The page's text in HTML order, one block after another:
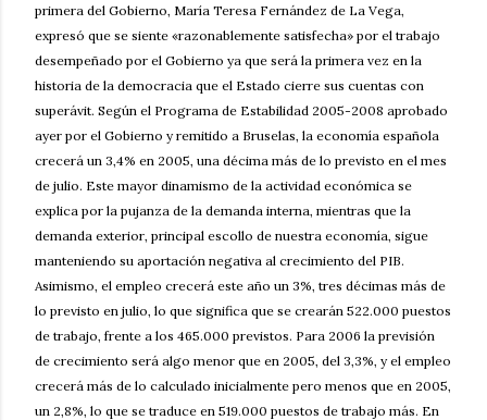
primera del Gobierno, María Teresa Fernández de La Vega,
expresó que se siente «razonablemente satisfecha» por el trabajo
desempeñado por el Gobierno ya que será la primera vez en la
historia de la democracia que el Estado cierre sus cuentas con
superávit. Según el Programa de Estabilidad 2005-2008 aprobado
ayer por el Gobierno y remitido a Bruselas, la economía española
crecerá un 3,4% en 2005, una décima más de lo previsto en el mes
de julio. Este mayor dinamismo de la actividad económica se
explica por la pujanza de la demanda interna, mientras que la
demanda exterior, principal escollo de nuestra economía, sigue
manteniendo su aportación negativa al crecimiento del PIB.
Asimismo, el empleo crecerá este año un 3%, tres décimas más de
lo previsto en julio, lo que significa que se crearán 522.000 puestos
de trabajo, frente a los 465.000 previstos. Para 2006 la previsión
de crecimiento será algo menor que en 2005, del 3,3%, y el empleo
crecerá más de lo calculado inicialmente pero menos que en 2005,
un 2,8%, lo que se traduce en 519.000 puestos de trabajo más. En